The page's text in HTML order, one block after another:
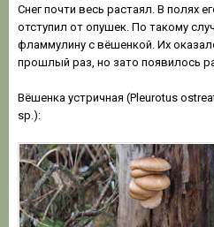
Снег почти весь растаял. В полях
отступил от опушек. По такому
фламмулину с вёшенкой. Их
прошлый раз, но зато появилось
Вёшенка устричная (Pleurotus
sp.):